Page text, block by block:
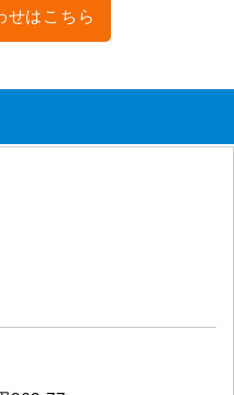
せはこちら